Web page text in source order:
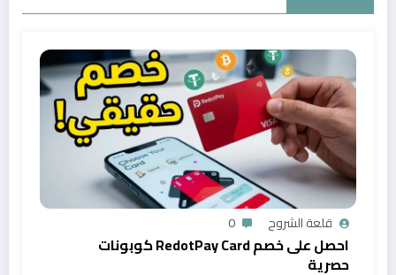
قلعة الشروح 0
احصل على خصم RedotPay Card كوبونات
حصرية